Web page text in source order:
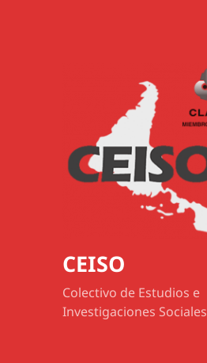
CEISO
Colectivo de Estudios e
Investigaciones Sociales